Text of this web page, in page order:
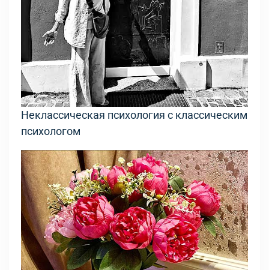
Неклассическая психология с классическим
психологом